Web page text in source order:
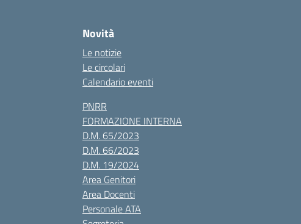
Novità
Le notizie
Le circolari
Calendario eventi
PNRR
FORMAZIONE INTERNA
D.M. 65/2023
D.M. 66/2023
D.M. 19/2024
Area Genitori
Area Docenti
Personale ATA